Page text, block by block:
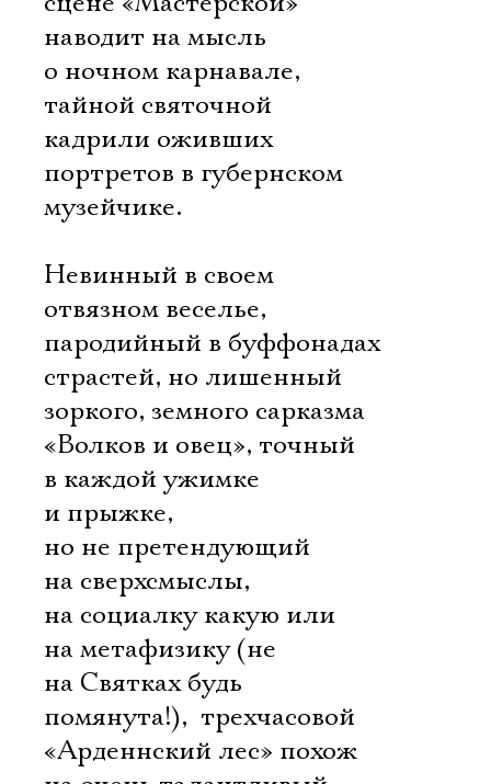
наводит на мысль
о ночном карнавале,
тайной святочной
кадрили оживших
портретов в губернском
музейчике.
Невинный в своем
отвязном веселье,
пародийный в буффонадах
страстей, но лишенный
зоркого, земного сарказма
«Волков и овец», точный
в каждой ужимке
и прыжке,
но не претендующий
на сверхсмыслы,
на социалку какую или
на метафизику (не
на Святках будь
помянута!),  трехчасовой
«Арденнский лес» похож